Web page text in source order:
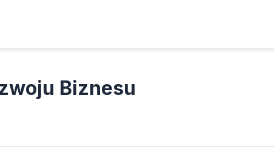
Biznesu